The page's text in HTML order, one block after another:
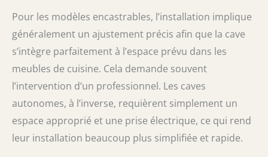
Pour les modèles encastrables, l’installation implique
généralement un ajustement précis afin que la cave
s’intègre parfaitement à l’espace prévu dans les
meubles de cuisine. Cela demande souvent
l’intervention d’un professionnel. Les caves
autonomes, à l’inverse, requièrent simplement un
espace approprié et une prise électrique, ce qui rend
leur installation beaucoup plus simplifiée et rapide.